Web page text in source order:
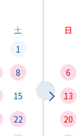
土
1
8
15
22
日
6
13
20